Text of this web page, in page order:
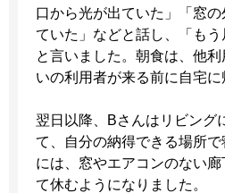
口から光が出ていた」「窓
ていた」などと話し、「もう
と言いました。朝食は、他
いの利用者が来る前に自宅に
翌日以降、Bさんはリビング
て、自分の納得できる場所
には、窓やエアコンのない
て休むようになりました。